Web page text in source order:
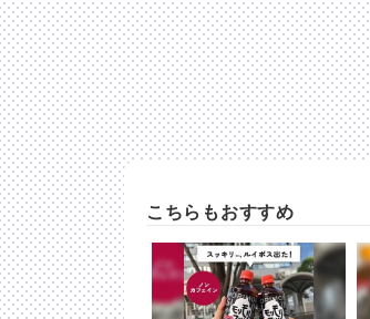
こちらもおすすめ